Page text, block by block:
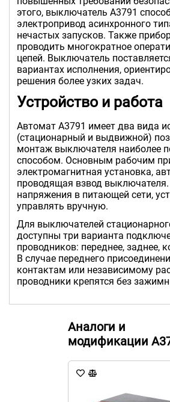
этого, выключатель А3791
электропривод асинхронного
нечастых запусков. Также
проводить многократное
цепей. Выключатель
вариантах исполнения,
решения более узких задач.
Устройство и работа
Автомат А3791 имеет два вида
(стационарный и выдвижной)
монтаж выключателя наиболее
способом. Основным рабочим
электромагнитная установка,
проводящая взвод выключателя.
напряжения в питающей сети,
управлять вручную.
Для выключателей
доступны три варианта
проводников: переднее, заднее,
В случае переднего
контактам или независимому
проводники крепятся без
Аналоги и
модификации